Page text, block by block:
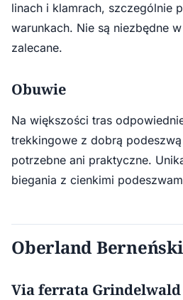
linach i klamrach, szczególnie
warunkach. Nie są niezbędne
zalecane.
Obuwie
Na większości tras
trekkingowe z dobrą
potrzebne ani praktyczne.
biegania z cienkimi
Oberland
Via ferrata Grindelwald